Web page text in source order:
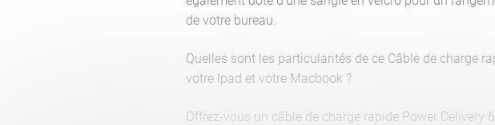
de votre bureau.
Quelles sont les particularités de ce Câble de charge
votre Ipad et votre Macbook ?
Offrez-vous un câble de charge rapide Power Delivery